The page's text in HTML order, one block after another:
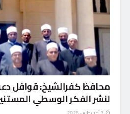
محافظ كفرالشيخ: قوافل
لنشر الفكر الوسطي